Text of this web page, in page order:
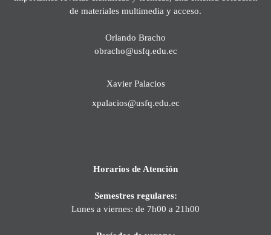
de materiales multimedia y acceso.
Orlando Bracho
obracho@usfq.edu.ec
Xavier Palacios
xpalacios@usfq.edu.ec
Horarios de Atención
Semestres regulares:
Lunes a viernes: de 7h00 a 21h00